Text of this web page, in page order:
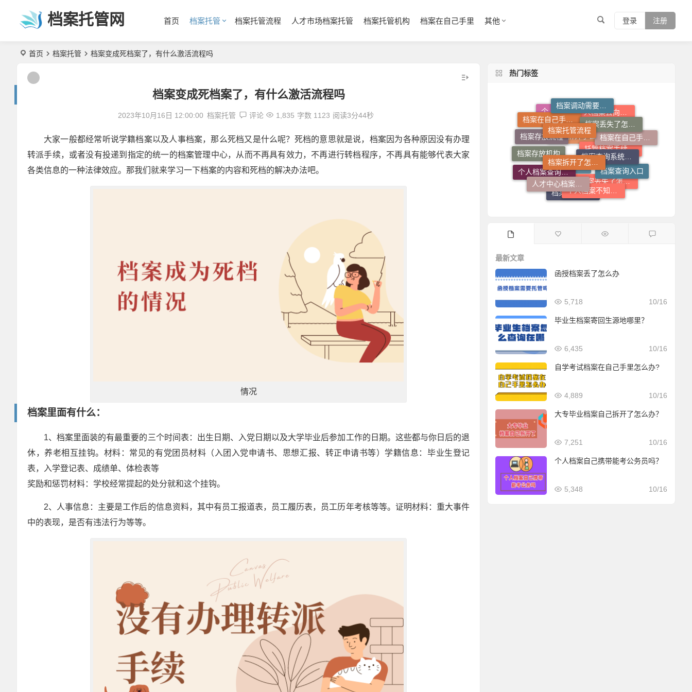
登录 注册
档案托管网 首页 档案托管 档案托管流程 人才市场档案托管 档案托管机构 档案在自己手里 其他
首页 档案托管 档案变成死档案了，有什么激活流程吗
档案变成死档案了，有什么激活流程吗
2023年10月16日 12:00:00 档案托管 评论 1,835 字数 1123 阅读3分44秒
大家一般都经常听说学籍档案以及人事档案，那么死档又是什么呢？死档的意思就是说，档案因为各种原因没有办理
转派手续，或者没有投递到指定的统一的档案管理中心，从而不再具有效力，不再进行转档程序，不再具有能够代表大家
各类信息的一种法律效应。那我们就来学习一下档案的内容和死档的解决办法吧。
情况
档案里面有什么：
1、档案里面装的有最重要的三个时间表：出生日期、入党日期以及大学毕业后参加工作的日期。这些都与你日后的退
休，养老相互挂钩。材料：常见的有党团员材料（入团入党申请书、思想汇报、转正申请书等）学籍信息：毕业生登记
表，入学登记表、成绩单、体检表等
奖励和惩罚材料：学校经常提起的处分就和这个挂钩。
2、人事信息：主要是工作后的信息资料，其中有员工报道表，员工履历表，员工历年考核等等。证明材料：重大事件
中的表现，是否有违法行为等等。
热门标签
档案调动函
托管档案手续如何办理
档案丢失了怎么办
档案补办流程
个人档案查询系统
档案存放流程
个人档案死档激活 个人档案去向查询
档案在自己手里怎么放到人才市场
档案查询入口
个人档案不知道在哪儿怎么查
人才中心档案接收流程
档案存放机构
档案在自己手里怎么办
档案丢失了怎么补
档案查询系统官网
档案拆开了怎么补救
档案托管流程
最新文章
函授档案丢了怎么办
10/16
5,718
毕业生档案寄回生源地哪里？
10/16
6,435
自学考试档案在自己手里怎么办?
10/16
4,889
大专毕业档案自己拆开了怎么办？
10/16
7,251
个人档案自己携带能考公务员吗？
10/16
5,348